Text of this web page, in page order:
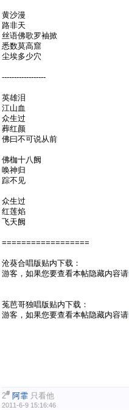
黄沙漫
路非天
丝语佛歌罗袖掀
悉数莫高窟
尘埃多少穴
------------------
英雄泪
江山血
众生过
葬红颜
佛曰不可说从前
佛枷十八阙
唤神归
踪不见
众生过
红莲焰
飞天阙
==================
沧葵合唱版贴内下载：
游客，如果您要查看本帖隐藏内容请
菟芭哥独唱版贴内下载：
游客，如果您要查看本帖隐藏内容请
2# 阿霏 只看他
2011-6-9 15:16:46